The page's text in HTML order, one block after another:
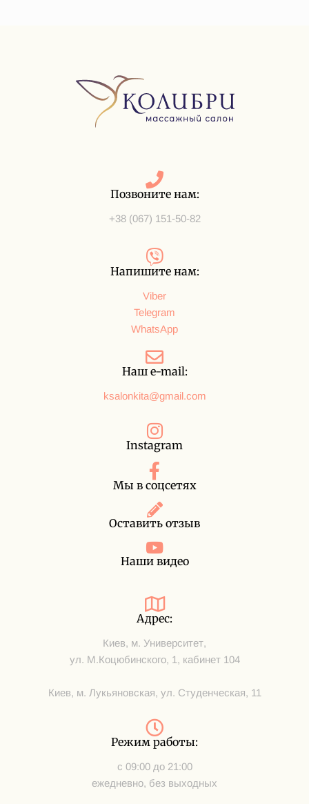
Позвоните нам:
+38 (067) 151-50-82
Напишите нам:
Viber
Telegram
WhatsApp
Наш e-mail:
ksalonkita@gmail.com
Instagram
Мы в соцсетях
Оставить отзыв
Наши видео
Адрес:
Киев, м. Университет,
ул. М.Коцюбинского, 1, кабинет 104
Киев, м. Лукьяновская, ул. Студенческая, 11
Режим работы:
с 09:00 до 21:00
ежедневно, без выходных